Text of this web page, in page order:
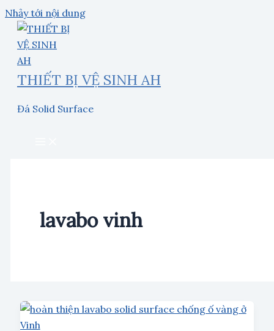
Nhảy tới nội dung
THIẾT BỊ VỆ SINH AH
Đá Solid Surface
lavabo vinh